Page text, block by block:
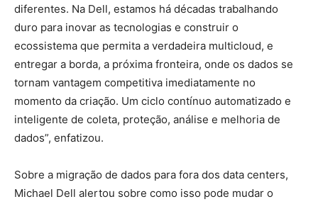
diferentes. Na Dell, estamos há décadas trabalhando
duro para inovar as tecnologias e construir o
ecossistema que permita a verdadeira multicloud, e
entregar a borda, a próxima fronteira, onde os dados se
tornam vantagem competitiva imediatamente no
momento da criação. Um ciclo contínuo automatizado e
inteligente de coleta, proteção, análise e melhoria de
dados”, enfatizou.
Sobre a migração de dados para fora dos data centers,
Michael Dell alertou sobre como isso pode mudar o